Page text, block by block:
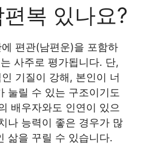
복 있나요?
편관(남편운)을 포함하
사주로 평가됩니다. 단,
기질이 강해, 본인이 너
눌릴 수 있는 구조이기도
배우자와도 인연이 있으
나 능력이 좋은 경우가 많
삶을 꾸릴 수 있습니다.